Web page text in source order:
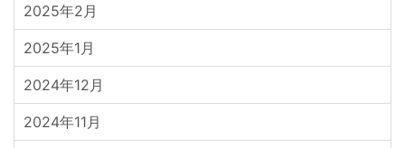
2025年2月
2025年1月
2024年12月
2024年11月